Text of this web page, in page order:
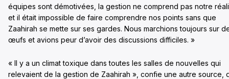
équipes sont démotivées, la gestion ne comprend pas notre
et il était impossible de faire comprendre nos points sans que
Zaahirah se mette sur ses gardes. Nous marchions toujours sur
œufs et avions peur d’avoir des discussions difficiles. »
« Il y a un climat toxique dans toutes les salles de nouvelles qui
relevaient de la gestion de Zaahirah », confie une autre source,